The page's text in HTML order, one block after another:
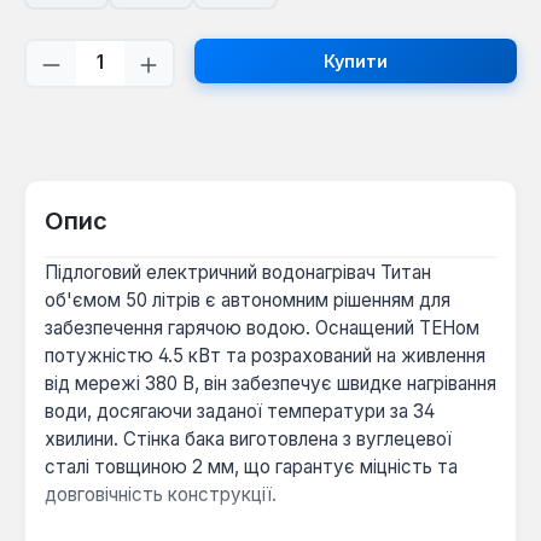
Кількість товару: Введіть потрібну
Купити
Опис
Підлоговий електричний водонагрівач Титан
об'ємом 50 літрів є автономним рішенням для
забезпечення гарячою водою. Оснащений ТЕНом
потужністю 4.5 кВт та розрахований на живлення
від мережі 380 В, він забезпечує швидке нагрівання
води, досягаючи заданої температури за 34
хвилини. Стінка бака виготовлена з вуглецевої
сталі товщиною 2 мм, що гарантує міцність та
довговічність конструкції.